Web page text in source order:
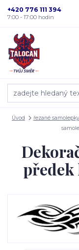
+420 776 111 394
7:00 - 17:00 hodin
Úvod řezané samolepky
předek